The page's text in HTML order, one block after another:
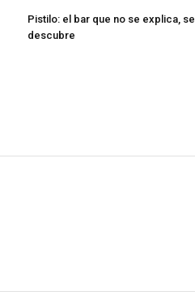
Pistilo: el bar que no se explica, se
descubre